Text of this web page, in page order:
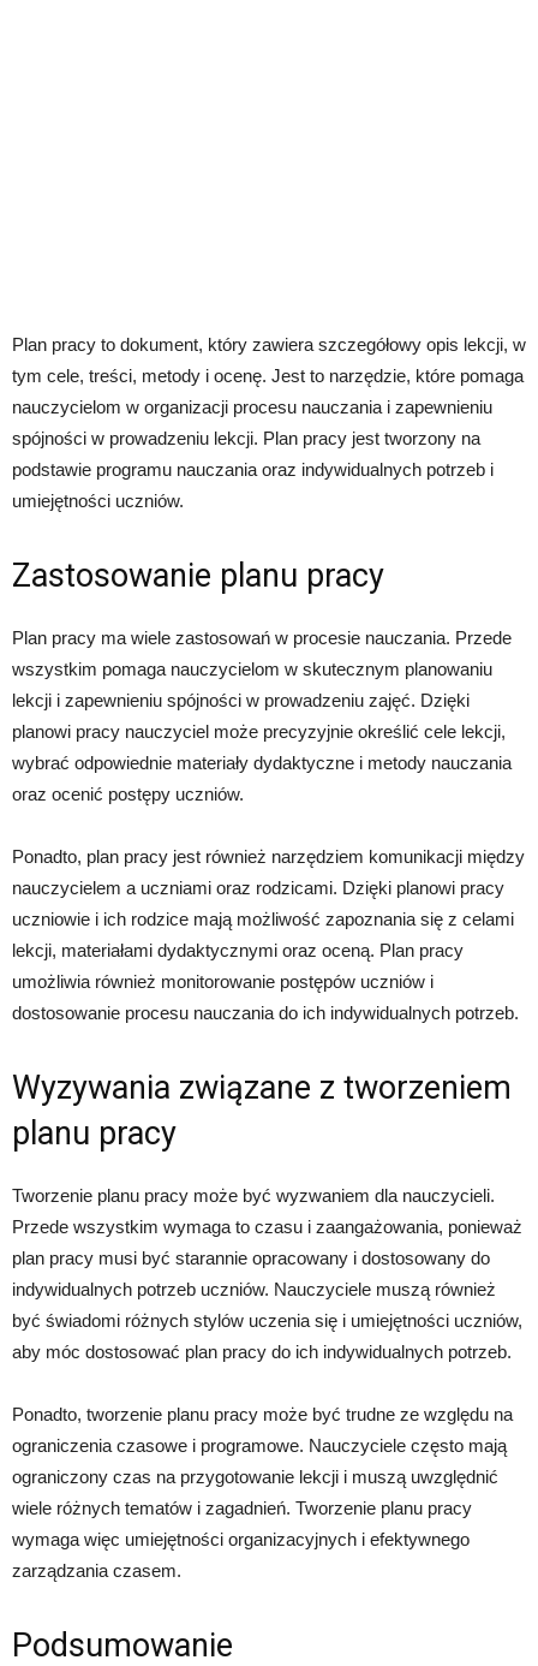
Plan pracy to dokument, który zawiera szczegółowy opis lekcji, w
tym cele, treści, metody i ocenę. Jest to narzędzie, które pomaga
nauczycielom w organizacji procesu nauczania i zapewnieniu
spójności w prowadzeniu lekcji. Plan pracy jest tworzony na
podstawie programu nauczania oraz indywidualnych potrzeb i
umiejętności uczniów.
Zastosowanie planu pracy
Plan pracy ma wiele zastosowań w procesie nauczania. Przede
wszystkim pomaga nauczycielom w skutecznym planowaniu
lekcji i zapewnieniu spójności w prowadzeniu zajęć. Dzięki
planowi pracy nauczyciel może precyzyjnie określić cele lekcji,
wybrać odpowiednie materiały dydaktyczne i metody nauczania
oraz ocenić postępy uczniów.
Ponadto, plan pracy jest również narzędziem komunikacji między
nauczycielem a uczniami oraz rodzicami. Dzięki planowi pracy
uczniowie i ich rodzice mają możliwość zapoznania się z celami
lekcji, materiałami dydaktycznymi oraz oceną. Plan pracy
umożliwia również monitorowanie postępów uczniów i
dostosowanie procesu nauczania do ich indywidualnych potrzeb.
Wyzywania związane z tworzeniem
planu pracy
Tworzenie planu pracy może być wyzwaniem dla nauczycieli.
Przede wszystkim wymaga to czasu i zaangażowania, ponieważ
plan pracy musi być starannie opracowany i dostosowany do
indywidualnych potrzeb uczniów. Nauczyciele muszą również
być świadomi różnych stylów uczenia się i umiejętności uczniów,
aby móc dostosować plan pracy do ich indywidualnych potrzeb.
Ponadto, tworzenie planu pracy może być trudne ze względu na
ograniczenia czasowe i programowe. Nauczyciele często mają
ograniczony czas na przygotowanie lekcji i muszą uwzględnić
wiele różnych tematów i zagadnień. Tworzenie planu pracy
wymaga więc umiejętności organizacyjnych i efektywnego
zarządzania czasem.
Podsumowanie